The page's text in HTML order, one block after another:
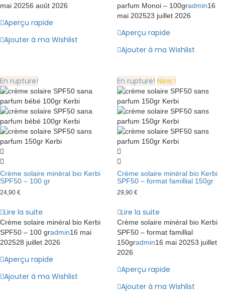
mai 20256 août 2026
Aperçu rapide
Ajouter à ma Wishlist
parfum Monoi – 100gradmin16
mai 202523 juillet 2026
Aperçu rapide
Ajouter à ma Wishlist
En rupture!
Crème solaire minéral bio Kerbi
SPF50 – 100 gr
24,90 €
Lire la suite
Crème solaire minéral bio Kerbi
SPF50 – 100 gradmin16 mai
202528 juillet 2026
Aperçu rapide
Ajouter à ma Wishlist
En rupture! New !
Crème solaire minéral bio Kerbi
SPF50 – format famillial 150gr
29,90 €
Lire la suite
Crème solaire minéral bio Kerbi
SPF50 – format famillial
150gradmin16 mai 20253 juillet
2026
Aperçu rapide
Ajouter à ma Wishlist